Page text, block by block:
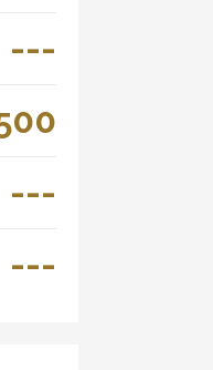
---
---
---